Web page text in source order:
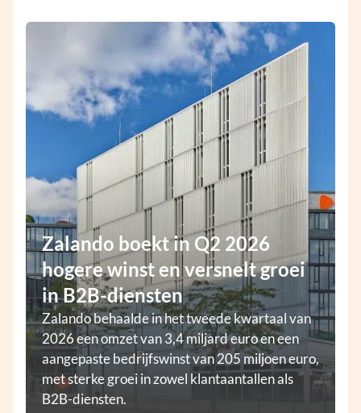
Zalando boekt in Q2 2026
hogere winst en versnelt groei
in B2B-diensten
Zalando behaalde in het tweede kwartaal van
2026 een omzet van 3,4 miljard euro en een
aangepaste bedrijfswinst van 205 miljoen euro,
met sterke groei in zowel klantaantallen als
B2B-diensten.